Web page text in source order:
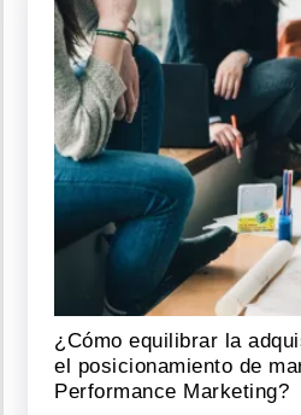
Capturan
en
Darién
a
sujeto
condenado
por
homicidio
ocurrido
en
Quintín
08,
2026
¿Cómo equilibrar la
el posicionamiento de
Performance Marketing?